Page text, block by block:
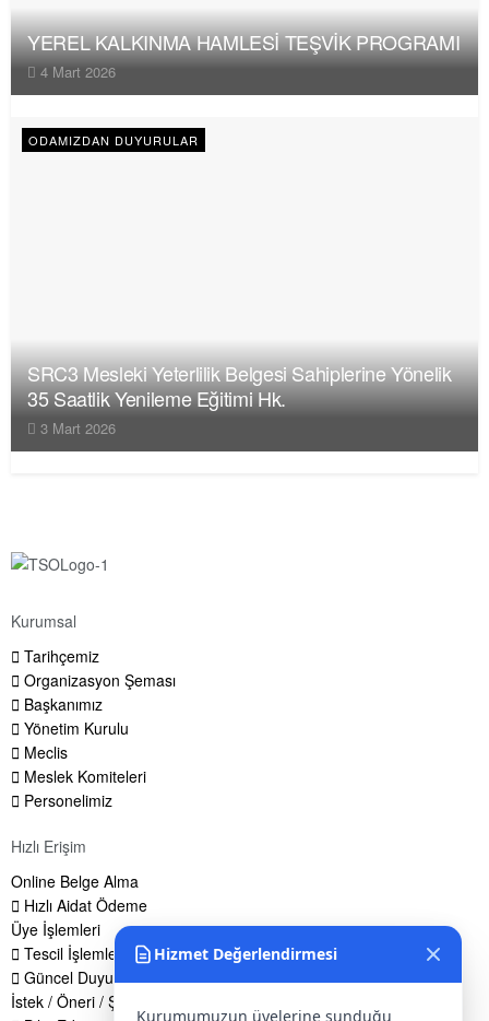
YEREL KALKINMA HAMLESİ TEŞVİK PROGRAMI
4 Mart 2026
ODAMIZDAN DUYURULAR
SRC3 Mesleki Yeterlilik Belgesi Sahiplerine Yönelik
35 Saatlik Yenileme Eğitimi Hk.
3 Mart 2026
Kurumsal
Tarihçemiz
Organizasyon Şeması
Başkanımız
Yönetim Kurulu
Meclis
Meslek Komiteleri
Personelimiz
Hızlı Erişim
Online Belge Alma
Hızlı Aidat Ödeme
Üye İşlemleri
Tescil İşlemleri
Güncel Duyurular
İstek / Öneri / Şikayet Formu
Hizmet Değerlendirmesi
Kurumumuzun üyelerine sunduğu